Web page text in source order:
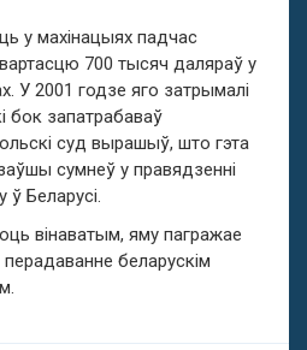
у махінацыях падчас
700 тысяч даляраў у
У 2001 годзе яго затрымалі
бок запатрабаваў
суд вырашыў, што гэта
сумнеў у правядзенні
ў Беларусі.
вінаватым, яму пагражае
беларускім